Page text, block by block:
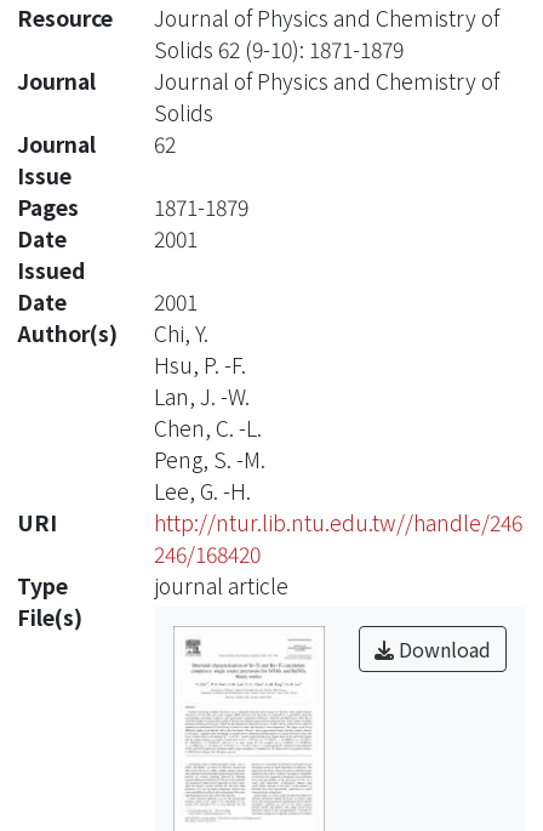
Resource
Journal of Physics and Chemistry of
Solids 62 (9-10): 1871-1879
Journal
Journal of Physics and Chemistry of
Solids
Journal
Issue
62
Pages
1871-1879
Date
Issued
2001
Date
2001
Author(s)
Chi, Y.
Hsu, P. -F.
Lan, J. -W.
Chen, C. -L.
Peng, S. -M.
Lee, G. -H.
URI
http://ntur.lib.ntu.edu.tw//handle/246
246/168420
Type
journal article
File(s)
Download